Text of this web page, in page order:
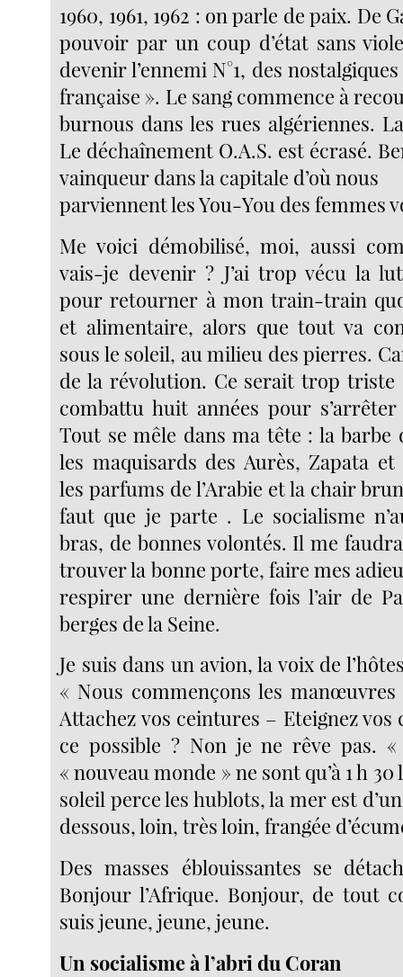
1960, 1961, 1962 : on parle de paix. De
pouvoir par un coup d’état sans
devenir l’ennemi N°1, des
française ». Le sang commence à
burnous dans les rues algériennes.
Le déchaînement O.A.S. est écrasé.
vainqueur dans la capitale d’où nous
parviennent les You-You des femmes
Me voici démobilisé, moi, aussi
vais-je devenir ? J’ai trop vécu la
pour retourner à mon train-train
et alimentaire, alors que tout va
sous le soleil, au milieu des pierres.
de la révolution. Ce serait trop triste
combattu huit années pour
Tout se mêle dans ma tête : la barbe
les maquisards des Aurès, Zapata
les parfums de l’Arabie et la chair
faut que je parte . Le socialisme
bras, de bonnes volontés. Il me
trouver la bonne porte, faire mes
respirer une dernière fois l’air de
berges de la Seine.
Je suis dans un avion, la voix de
« Nous commençons les manœuvres
Attachez vos ceintures – Eteignez vos
ce possible ? Non je ne rêve pas. «
« nouveau monde » ne sont qu’à 1 h 30
soleil perce les hublots, la mer est
dessous, loin, très loin, frangée
Des masses éblouissantes se
Bonjour l’Afrique. Bonjour, de tout
suis jeune, jeune, jeune.
Un socialisme à l’abri du Coran